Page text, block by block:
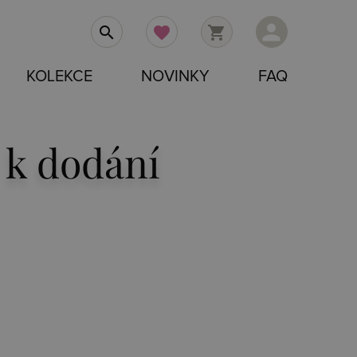
person
shopping_cart
favorite
search
KOLEKCE NOVINKY FAQ
dodání